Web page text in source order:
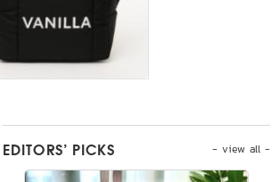
- view all -
EDITORS’ PICKS